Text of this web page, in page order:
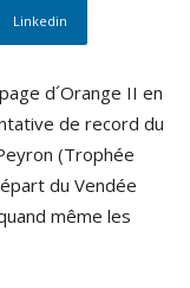
Linkedin
d´Orange II en
de record du
(Trophée
du Vendée
même les